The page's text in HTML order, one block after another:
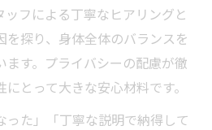
ッフによる丁寧なヒアリングと
を探り、身体全体のバランスを
ます。プライバシーの配慮が徹
とって大きな安心材料です。
った」「丁寧な説明で納得して